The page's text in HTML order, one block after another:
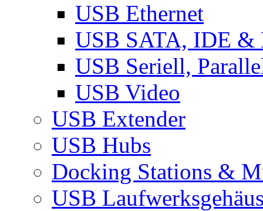
USB Ethernet
USB SATA, IDE &
USB Seriell,
USB Video
USB Extender
USB Hubs
Docking Stations &
USB